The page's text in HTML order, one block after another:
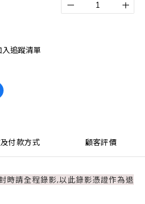
入追蹤清單
付款方式 顧客評價
時請全程錄影,以此錄影憑證作為退